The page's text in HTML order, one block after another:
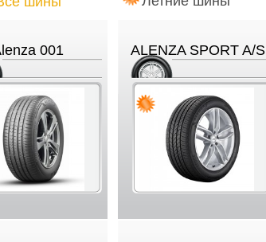
001 ALENZA SPORT A/S